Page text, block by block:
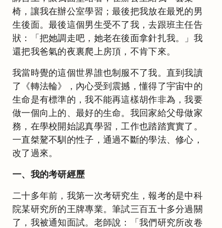
椅，讓我在辦公室學習；最後把我放在最兇的男
生後面。最後這個男生受不了我，去跟班主任告
狀：「把她調走吧，她老在後面拿針扎我。」我
還把我爸氣的夜裏爬上房頂，不肯下來。
我當時覺的這個世界誰也制服不了我。直到我讀
了《轉法輪》，內心受到震撼，懂得了宇宙中的
生命是有標準的，我不能再這樣胡作非為，我要
做一個向上的、最好的生命。我回家給父母做家
務，在學校開始認真學習，工作也踏踏實實了。
一直桀驁不馴的性子，通過不斷的學法、修心，
改了過來。
一、我的考研經歷
二十多年前，我第一次考研究生，報考的是中科
院某研究所的王牌專業。筆試三百五十多分過關
了，我被通知面試。老師說：「我們研究所改卷